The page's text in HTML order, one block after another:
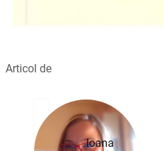
Articol de
Ioana